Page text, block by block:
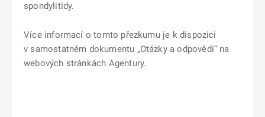
spondylitidy.
Více informací o tomto přezkumu je k dispozici
v samostatném dokumentu „Otázky a odpovědi“ na
webových stránkách Agentury.